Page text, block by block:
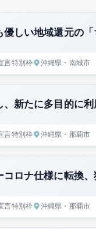
しい地域還元の「
言特別枠 沖縄県 ・南城市
新たに多目的に
言特別枠 沖縄県 ・那覇市
ロナ仕様に転換
言特別枠 沖縄県 ・那覇市